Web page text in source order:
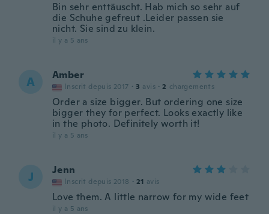
Bin sehr enttäuscht. Hab mich so sehr auf
die Schuhe gefreut .Leider passen sie
nicht. Sie sind zu klein.
il y a 5 ans
A Amber
Inscrit depuis 2017 · 3 avis · 2 chargements
Order a size bigger. But ordering one size
bigger they for perfect. Looks exactly like
in the photo. Definitely worth it!
il y a 5 ans
J Jenn
Inscrit depuis 2018 · 21 avis
Love them. A little narrow for my wide feet
il y a 5 ans